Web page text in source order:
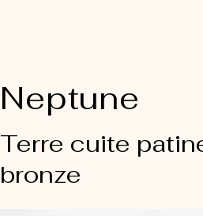
Neptune
Terre cuite
bronze